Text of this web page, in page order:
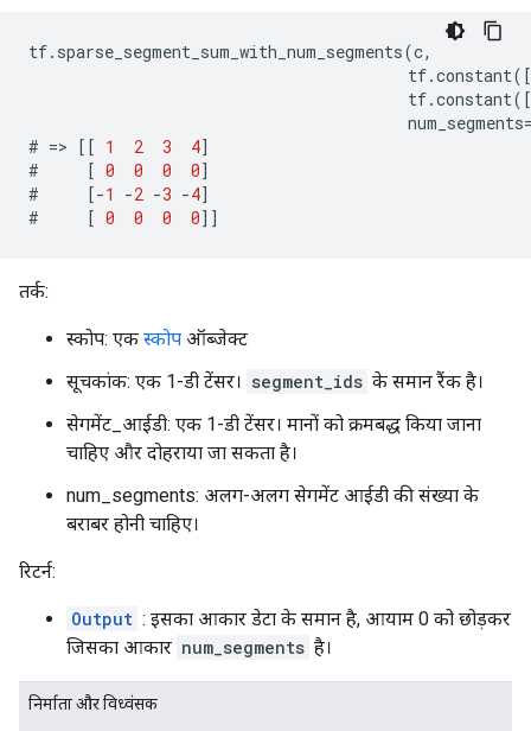
tf. sparse_segment_sum_with_num_segments(c,
tf.constant([
tf.constant([
num_segments
# => [[ 1 2 3 4]
#
[ 0 0 0 0]
#
[-1 -2 -3 -4]
#
[ 0 0 0 0]]
तर्क:
स्कोप: एक स्कोप ऑब्जेक्ट
सूचकांक: एक 1-डी टेंसर। segment_ids के समान रैंक है।
सेगमेंट_आईडी: एक 1-डी टेंसर। मानों को क्रमबद्ध किया जाना
चाहिए और दोहराया जा सकता है।
num_segments: अलग-अलग सेगमेंट आईडी की संख्या के
बराबर होनी चाहिए।
रिटर्न:
Output : इसका आकार डेटा के समान है, आयाम 0 को छोड़कर
जिसका आकार num_segments है।
निर्माता और विध्वंसक